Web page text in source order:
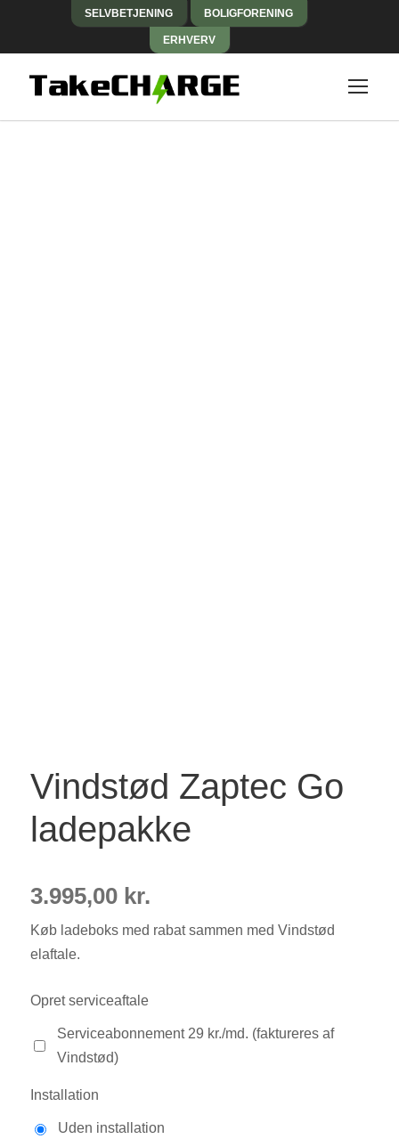
SELVBETJENING BOLIGFORENING
ERHVERV
Vindstød Zaptec Go
ladepakke
3.995,00 kr.
Køb ladeboks med rabat sammen med Vindstød
elaftale.
Opret serviceaftale
Serviceabonnement 29 kr./md. (faktureres af
Vindstød)
Installation
Uden installation